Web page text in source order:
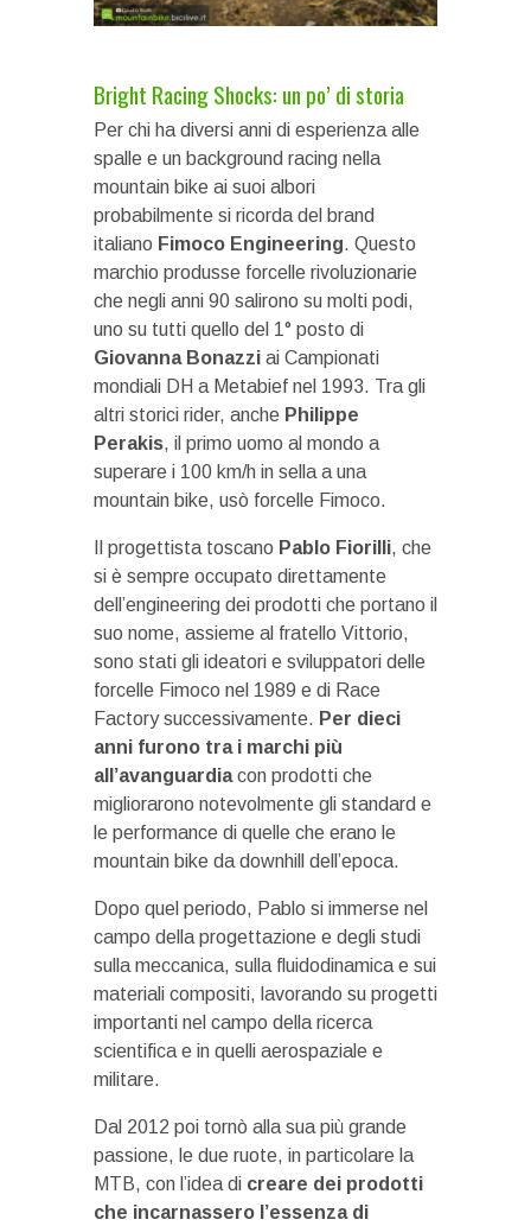
Bright Racing Shocks: un po’ di storia
Per chi ha diversi anni di esperienza alle
spalle e un background racing nella
mountain bike ai suoi albori
probabilmente si ricorda del brand
italiano Fimoco Engineering. Questo
marchio produsse forcelle rivoluzionarie
che negli anni 90 salirono su molti podi,
uno su tutti quello del 1° posto di
Giovanna Bonazzi ai Campionati
mondiali DH a Metabief nel 1993. Tra gli
altri storici rider, anche Philippe
Perakis, il primo uomo al mondo a
superare i 100 km/h in sella a una
mountain bike, usò forcelle Fimoco.
Il progettista toscano Pablo Fiorilli, che
si è sempre occupato direttamente
dell’engineering dei prodotti che portano il
suo nome, assieme al fratello Vittorio,
sono stati gli ideatori e sviluppatori delle
forcelle Fimoco nel 1989 e di Race
Factory successivamente. Per dieci
anni furono tra i marchi più
all’avanguardiacon prodotti che
migliorarono notevolmente gli standard e
le performance di quelle che erano le
mountain bike da downhill dell’epoca.
Dopo quel periodo, Pablo si immerse nel
campo della progettazione e degli studi
sulla meccanica, sulla fluidodinamica e sui
materiali compositi, lavorando su progetti
importanti nel campo della ricerca
scientifica e in quelli aerospaziale e
militare.
Dal 2012 poi tornò alla sua più grande
passione, le due ruote, in particolare la
MTB, con l’idea di creare dei prodotti
che incarnassero l’essenza di